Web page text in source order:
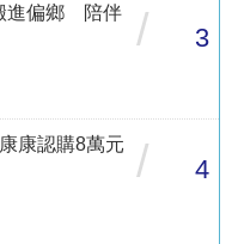
進偏鄉 陪伴
/ 3
康認購8萬元
/ 4